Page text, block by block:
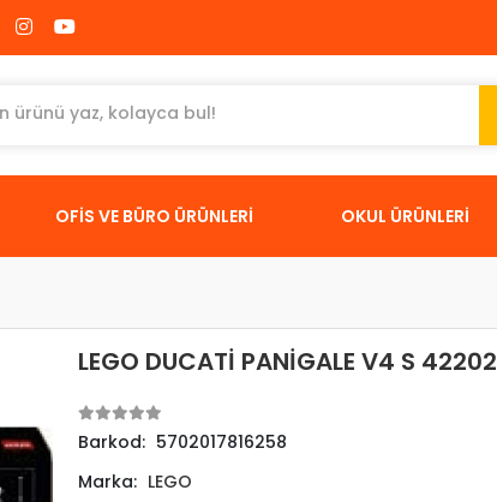
OFİS VE BÜRO ÜRÜNLERİ OKUL ÜRÜNLERİ
LEGO DUCATİ PANİGALE V4 S 42202
Barkod: 5702017816258
Marka: LEGO